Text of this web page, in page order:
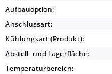
Aufbauoption:
Anschlussart:
Kühlungsart (Produkt):
Abstell- und Lagerfläche:
Temperaturbereich: